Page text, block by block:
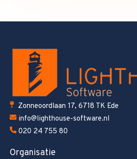
Zonneoordlaan 17, 6718 TK Ede
info@lighthouse-software.nl
020 24 755 80
Organisatie